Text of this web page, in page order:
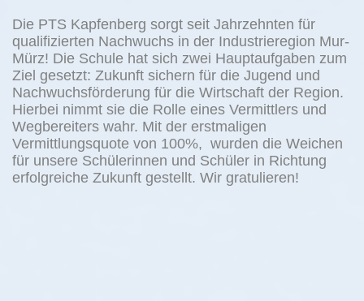
Die PTS Kapfenberg sorgt seit Jahrzehnten für
qualifizierten Nachwuchs in der Industrieregion Mur-
Mürz! Die Schule hat sich zwei Hauptaufgaben zum
Ziel gesetzt: Zukunft sichern für die Jugend und
Nachwuchsförderung für die Wirtschaft der Region.
Hierbei nimmt sie die Rolle eines Vermittlers und
Wegbereiters wahr. Mit der erstmaligen
Vermittlungsquote von 100%, wurden die Weichen
für unsere Schülerinnen und Schüler in Richtung
erfolgreiche Zukunft gestellt. Wir gratulieren!